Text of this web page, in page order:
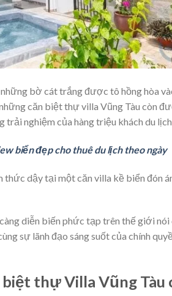
bờ cát trắng được tô hồng hòa
căn biệt thự villa Vũng Tàu còn
trải nghiệm của hàng triệu khách du
biển đẹp cho thuê du lịch theo ngày
dậy tại một căn villa kề biển đón
diễn biến phức tạp trên thế giới
sự lãnh đạo sáng suốt của chính
thự Villa Vũng Tàu